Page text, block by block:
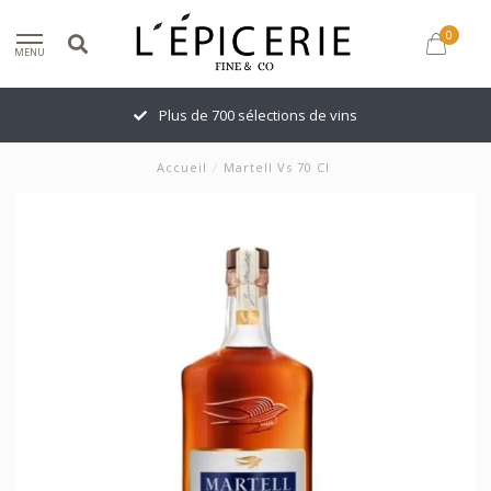
MENU
0
Plus de 700 sélections de vins
Accueil / Martell Vs 70 Cl